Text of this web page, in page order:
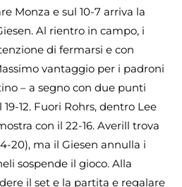
Monza e sul 10-7 arriva la
Al rientro in campo, i
di fermarsi e con
vantaggio per i padroni
– a segno con due punti
12. Fuori Rohrs, dentro Lee
con il 22-16. Averill trova
20), ma il Giesen annulla i
sospende il gioco. Alla
il set e la partita e regalare